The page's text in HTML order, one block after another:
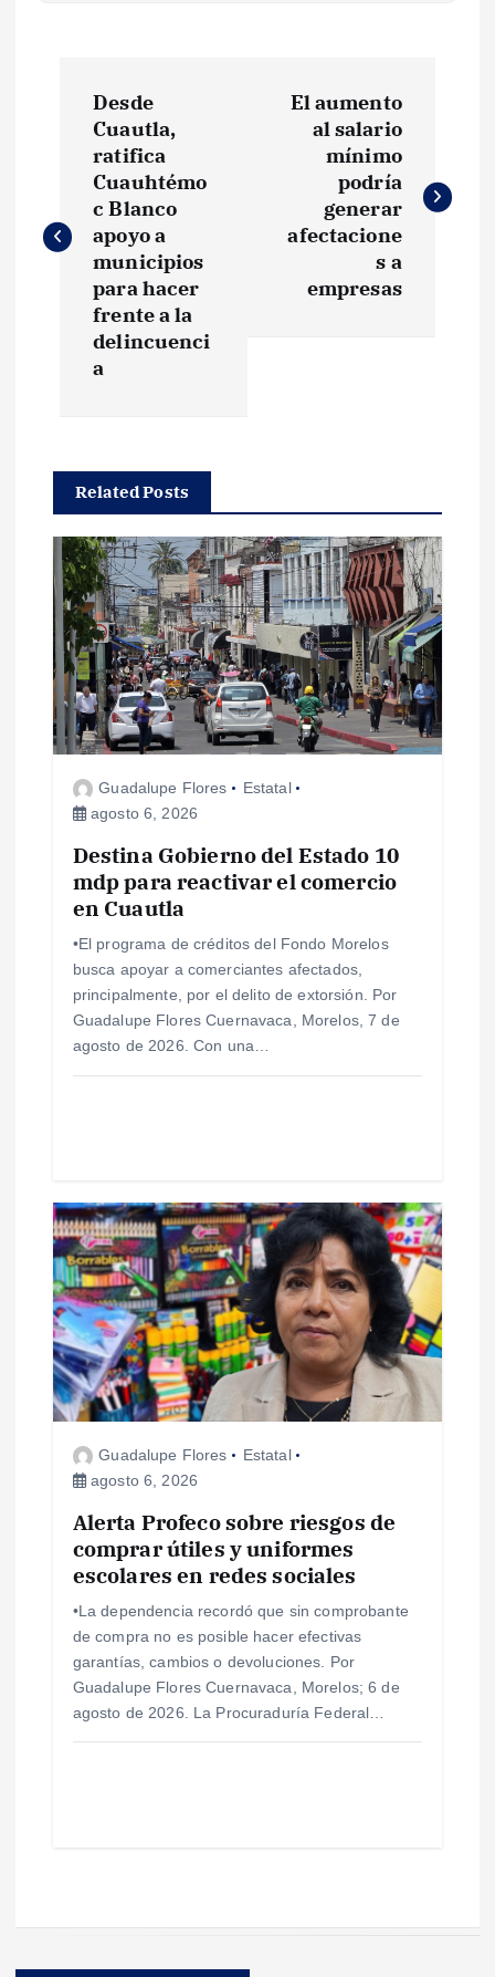
e
ó
n
d
e
e
Desde
Cuautla,
ratifica
Cuauhtémo
c Blanco
apoyo a
municipios
para hacer
frente a la
delincuenci
a
El aumento
al salario
mínimo
podría
generar
afectacione
s a
empresas
Related Posts
Guadalupe Flores
Estatal
agosto 6, 2026
Destina Gobierno del Estado 10
mdp para reactivar el comercio
en Cuautla
•El programa de créditos del Fondo Morelos
busca apoyar a comerciantes afectados,
principalmente, por el delito de extorsión. Por
Guadalupe Flores Cuernavaca, Morelos, 7 de
agosto de 2026. Con una…
Guadalupe Flores
Estatal
agosto 6, 2026
Alerta Profeco sobre riesgos de
comprar útiles y uniformes
escolares en redes sociales
•La dependencia recordó que sin comprobante
de compra no es posible hacer efectivas
garantías, cambios o devoluciones. Por
Guadalupe Flores Cuernavaca, Morelos; 6 de
agosto de 2026. La Procuraduría Federal…